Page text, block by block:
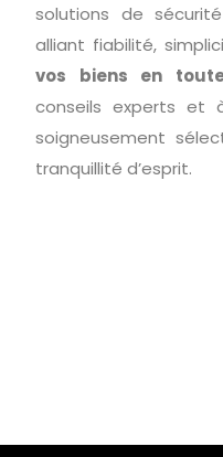
solutions de
alliant fiabilité,
vos biens en
conseils experts et
soigneusement
tranquillité d’esprit.